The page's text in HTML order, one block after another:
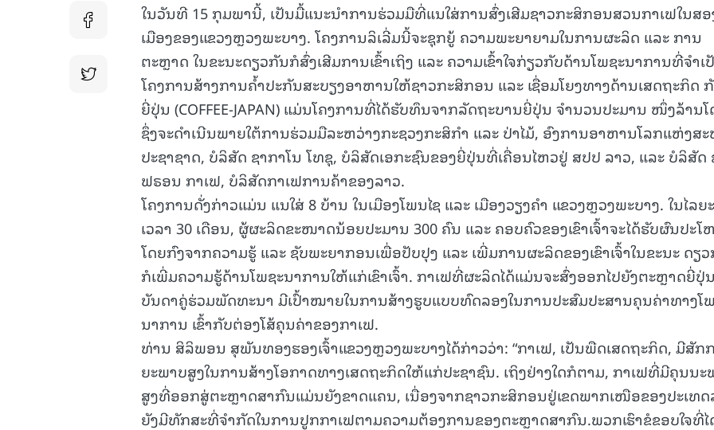
ໃນວັນທີ 15 ກຸມພານີ້, ເປັນມື້ແນະນຳການຮ່ວມມືທີ່ແນໃສ່ການສົ່ງເສີມຊາວກະສິກອນສວນກາເຟໃນສອ
ເມືອງຂອງແຂວງຫຼວງພະບາງ. ໂຄງການລິເລີ່ມນີ້ຈະຊຸກຍູ້ ຄວາມພະຍາຍາມໃນການຜະລິດ ແລະ ການ
ຕະຫຼາດ ໃນຂະນະດຽວກັນກໍສົ່ງເສີມການເຂົ້າເຖິງ ແລະ ຄວາມເຂົ້າໃຈກ່ຽວກັບດ້ານໂພຊະນາການທີ່ຈໍາເ
ໂຄງການສ້າງການຄ້ຳປະກັນສະບຽງອາຫານໃຫ້ຊາວກະສິກອນ ແລະ ເຊື່ອມໂຍງທາງດ້ານເສດຖະກິດ
ຍີ່ປຸ່ນ (COFFEE-JAPAN) ແມ່ນໂຄງການທີ່ໄດ້ຮັບທຶນຈາກລັດຖະບານຍີ່ປຸ່ນ ຈຳນວນປະມານ ໜຶ່ງລ້ານໂ
ຊຶ່ງຈະດຳເນີນພາຍໃຕ້ການຮ່ວມມືລະຫວ່າງກະຊວງກະສິກຳ ແລະ ປ່າໄມ້, ອົງການອາຫານໂລກແຫ່ງສ
ປະຊາຊາດ, ບໍລິສັດ ຊາກາໂນ ໂທຊຸ, ບໍລິສັດເອກະຊົນຂອງຍີ່ປຸ່ນທີ່ເຄື່ອນໄຫວຢູ່ ສປປ ລາວ, ແລະ ບໍລິສັດ
ຟຣອນ ກາເຟ, ບໍລິສັດກາເຟການຄ້າຂອງລາວ.
ໂຄງການດັ່ງກ່າວແມ່ນ ແນໃສ່ 8 ບ້ານ ໃນເມືອງໂພນໄຊ ແລະ ເມືອງວຽງຄຳ ແຂວງຫຼວງພະບາງ. ໃນໄລຍະ
ເວລາ 30 ເດືອນ, ຜູ້ຜະລິດຂະໜາດນ້ອຍປະມານ 300 ຄົນ ແລະ ຄອບຄົວຂອງເຂົາເຈົ້າຈະໄດ້ຮັບຜົນປະໂ
ໂດຍກົງຈາກຄວາມຮູ້ ແລະ ຊັບພະຍາກອນເພື່ອປັບປຸງ ແລະ ເພີ່ມການຜະລິດຂອງເຂົາເຈົ້າໃນຂະນະ ດຽ
ກໍເພີ່ມຄວາມຮູ້ດ້ານໂພຊະນາການໃຫ້ແກ່ເຂົາເຈົ້າ. ກາເຟທີ່ຜະລິດໄດ້ແມ່ນຈະສົ່ງອອກໄປຍັງຕະຫຼາດຍີ່ປຸ່
ບັນດາຄູ່ຮ່ວມພັດທະນາ ມີເປົ້າໝາຍໃນການສ້າງຮູບແບບທົດລອງໃນການປະສົມປະສານຄຸນຄ່າທາງໂ
ນາການ ເຂົ້າກັບຕ່ອງໂສ້ຄຸນຄ່າຂອງກາເຟ.
ທ່ານ ສິລິພອນ ສຸພັນທອງຮອງເຈົ້າແຂວງຫຼວງພະບາງໄດ້ກ່າວວ່າ: “ກາເຟ, ເປັນພືດເສດຖະກິດ, ມີສັກ
ຍະພາບສູງໃນການສ້າງໂອກາດທາງເສດຖະກິດໃຫ້ແກ່ປະຊາຊົນ. ເຖິງຢ່າງໃດກໍຕາມ, ກາເຟທີ່ມີຄຸນນະ
ສູງທີ່ອອກສູ່ຕະຫຼາດສາກົນແມ່ນຍັງຂາດແຄນ, ເນື່ອງຈາກຊາວກະສິກອນຢູ່ເຂດພາກເໜືອຂອງປະເທດ
ຍັງມີທັກສະທີ່ຈຳກັດໃນການປູກກາເຟຕາມຄວາມຕ້ອງການຂອງຕະຫຼາດສາກົນ.ພວກເຮົາຂໍຂອບໃຈທີ່ໄ
15.039(06-08-